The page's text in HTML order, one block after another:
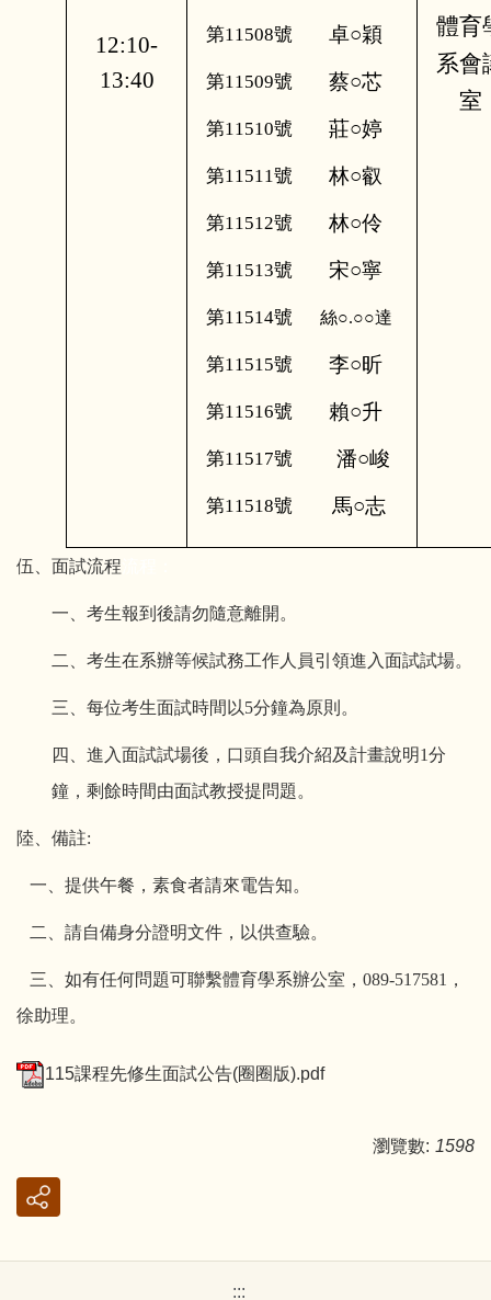
12:10-
13:40
第11508號 卓○穎
第11509號 蔡○芯
第11510號 莊○婷
第11511號 林○叡
第11512號 林○伶
第11513號 宋○寧
第11514號 絲○.○○達
第11515號 李○昕
第11516號 賴○升
第11517號 潘○峻
第11518號 馬○志
體育
系會
室
伍、面試流程
一、考生報到後請勿隨意離開。
二、考生在系辦等候試務工作人員引領進入面試試場。
三、每位考生面試時間以5分鐘為原則。
四、進入面試試場後，口頭自我介紹及計畫說明1分
鐘，剩餘時間由面試教授提問題。
陸、備註:
一、提供午餐，素食者請來電告知。
二、請自備身分證明文件，以供查驗。
三、如有任何問題可聯繫體育學系辦公室， 089-517581 ，
徐助理。
115課程先修生面試公告(圈圈版).pdf
瀏覽數: 1598
:::